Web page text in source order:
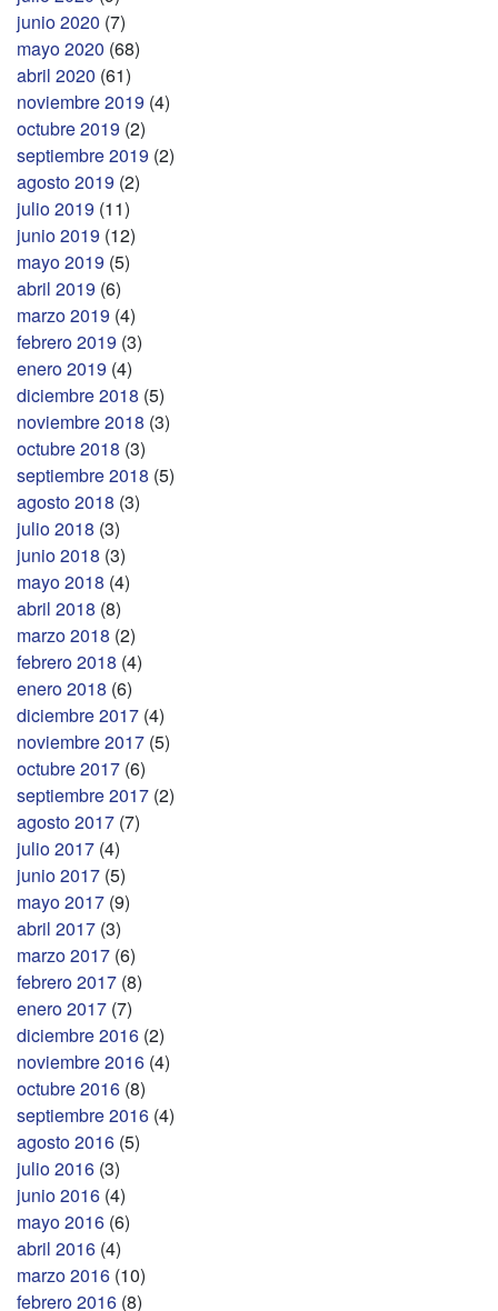
junio 2020 (7)
mayo 2020 (68)
abril 2020 (61)
noviembre 2019 (4)
octubre 2019 (2)
septiembre 2019 (2)
agosto 2019 (2)
julio 2019 (11)
junio 2019 (12)
mayo 2019 (5)
abril 2019 (6)
marzo 2019 (4)
febrero 2019 (3)
enero 2019 (4)
diciembre 2018 (5)
noviembre 2018 (3)
octubre 2018 (3)
septiembre 2018 (5)
agosto 2018 (3)
julio 2018 (3)
junio 2018 (3)
mayo 2018 (4)
abril 2018 (8)
marzo 2018 (2)
febrero 2018 (4)
enero 2018 (6)
diciembre 2017 (4)
noviembre 2017 (5)
octubre 2017 (6)
septiembre 2017 (2)
agosto 2017 (7)
julio 2017 (4)
junio 2017 (5)
mayo 2017 (9)
abril 2017 (3)
marzo 2017 (6)
febrero 2017 (8)
enero 2017 (7)
diciembre 2016 (2)
noviembre 2016 (4)
octubre 2016 (8)
septiembre 2016 (4)
agosto 2016 (5)
julio 2016 (3)
junio 2016 (4)
mayo 2016 (6)
abril 2016 (4)
marzo 2016 (10)
febrero 2016 (8)